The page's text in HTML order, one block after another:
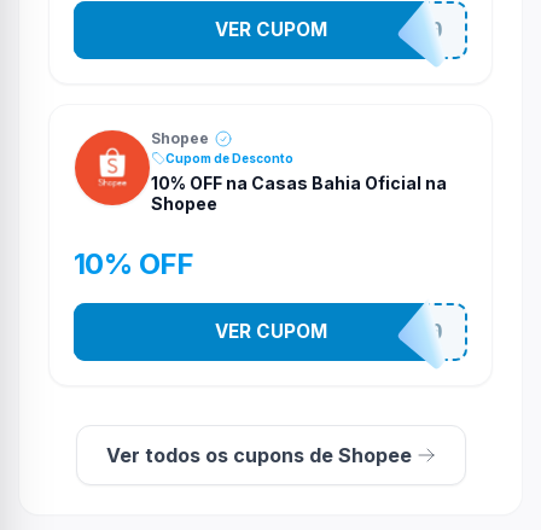
CASATEL30
VER CUPOM
Shopee
Cupom de Desconto
10% OFF na Casas Bahia Oficial na
Shopee
10% OFF
CASATEL10
VER CUPOM
Ver todos os cupons de Shopee